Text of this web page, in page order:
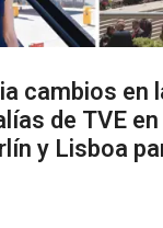
cambios en
de TVE
y Lisboa